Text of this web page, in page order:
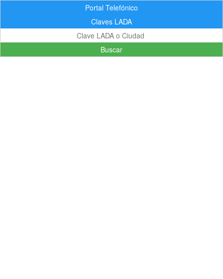
Portal Telefónico
Claves LADA
Buscar